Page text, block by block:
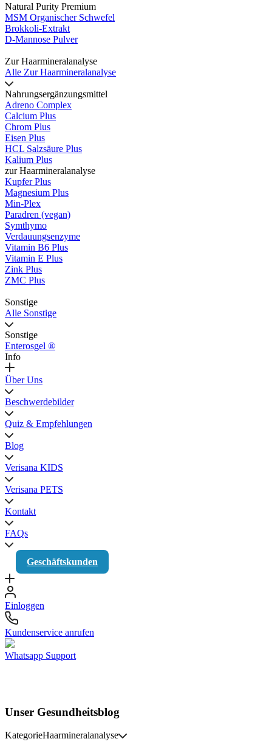
Natural Purity Premium
MSM Organischer Schwefel
Brokkoli-Extrakt
D-Mannose Pulver
Zur Haarmineralanalyse
Alle Zur Haarmineralanalyse
Nahrungsergänzungsmittel
Adreno Complex
Calcium Plus
Chrom Plus
Eisen Plus
HCL Salzsäure Plus
Kalium Plus
zur Haarmineralanalyse
Kupfer Plus
Magnesium Plus
Min-Plex
Paradren (vegan)
Symthymo
Verdauungsenzyme
Vitamin B6 Plus
Vitamin E Plus
Zink Plus
ZMC Plus
Sonstige
Alle Sonstige
Sonstige
Enterosgel ®
Info
Über Uns
Beschwerdebilder
Quiz & Empfehlungen
Blog
Verisana KIDS
Verisana PETS
Kontakt
FAQs
Geschäftskunden
Einloggen
Kundenservice anrufen
Whatsapp Support
Unser Gesundheitsblog
KategorieHaarmineralanalyse